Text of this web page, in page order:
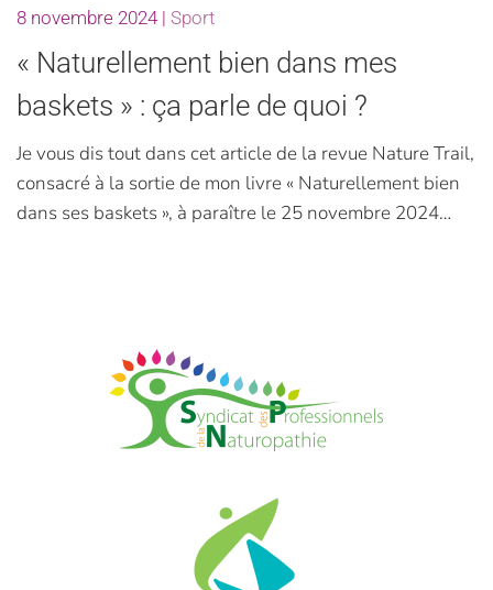
8 novembre 2024| Sport
« Naturellement bien dans mes
baskets » : ça parle de quoi ?
Je vous dis tout dans cet article de la revue Nature Trail,
consacré à la sortie de mon livre « Naturellement bien
dans ses baskets », à paraître le 25 novembre 2024…